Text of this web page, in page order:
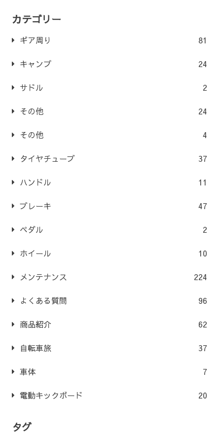
カテゴリー
ギア周り 81
キャンプ 24
サドル 2
その他 24
その他 4
タイヤチューブ 37
ハンドル 11
ブレーキ 47
ペダル 2
ホイール 10
メンテナンス 224
よくある質問 96
商品紹介 62
自転車旅 37
車体 7
電動キックボード 20
タグ